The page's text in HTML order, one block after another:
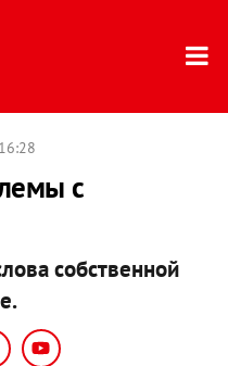
с
собственной